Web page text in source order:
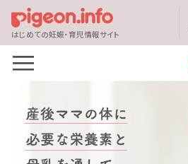
はじめての妊娠・育児情報サイト